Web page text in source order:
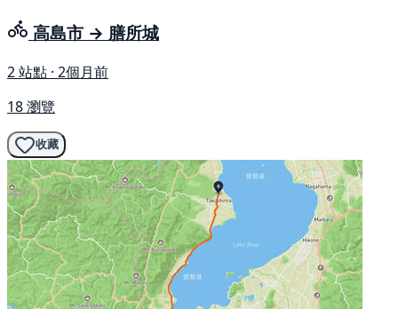
高島市 → 膳所城
2 站點 · 2個月前
18 瀏覽
收藏